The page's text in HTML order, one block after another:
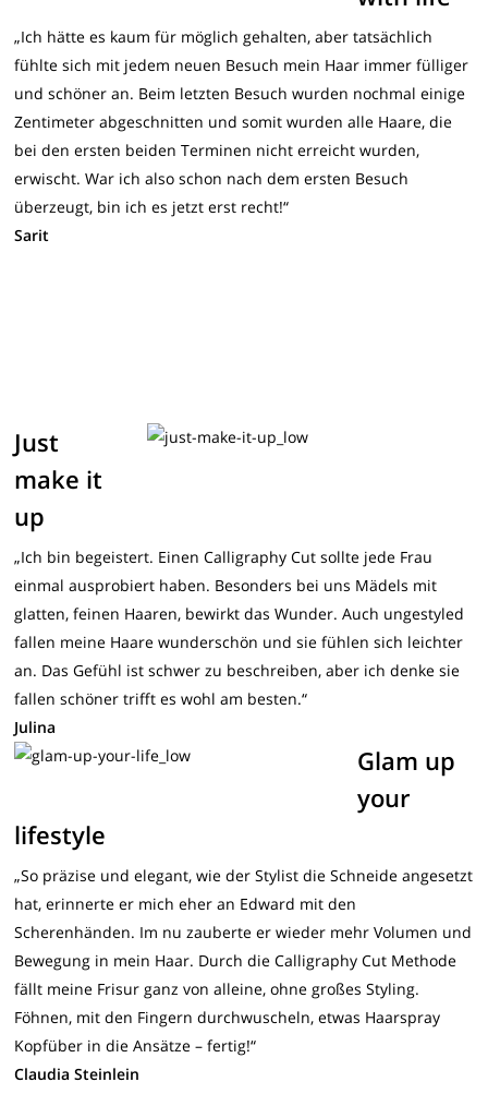
„Ich hätte es kaum für möglich gehalten, aber tatsächlich
fühlte sich mit jedem neuen Besuch mein Haar immer fülliger
und schöner an. Beim letzten Besuch wurden nochmal einige
Zentimeter abgeschnitten und somit wurden alle Haare, die
bei den ersten beiden Terminen nicht erreicht wurden,
erwischt. War ich also schon nach dem ersten Besuch
überzeugt, bin ich es jetzt erst recht!“
Sarit
Just
make it
up
„Ich bin begeistert. Einen Calligraphy Cut sollte jede Frau
einmal ausprobiert haben. Besonders bei uns Mädels mit
glatten, feinen Haaren, bewirkt das Wunder. Auch ungestyled
fallen meine Haare wunderschön und sie fühlen sich leichter
an. Das Gefühl ist schwer zu beschreiben, aber ich denke sie
fallen schöner trifft es wohl am besten.“
Julina
Glam up
your
lifestyle
„So präzise und elegant, wie der Stylist die Schneide angesetzt
hat, erinnerte er mich eher an Edward mit den
Scherenhänden. Im nu zauberte er wieder mehr Volumen und
Bewegung in mein Haar. Durch die Calligraphy Cut Methode
fällt meine Frisur ganz von alleine, ohne großes Styling.
Föhnen, mit den Fingern durchwuscheln, etwas Haarspray
Kopfüber in die Ansätze – fertig!“
Claudia Steinlein